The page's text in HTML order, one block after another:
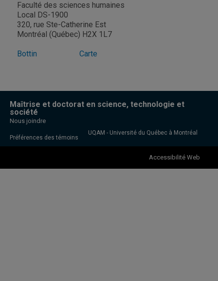
Faculté des sciences humaines
Local DS-1900
320, rue Ste-Catherine Est
Montréal (Québec) H2X 1L7
Bottin Carte
Maîtrise et doctorat en science, technologie et
société
Nous joindre
Préférences des témoins
UQAM - Université du Québec à Montréal
Accessibilité Web